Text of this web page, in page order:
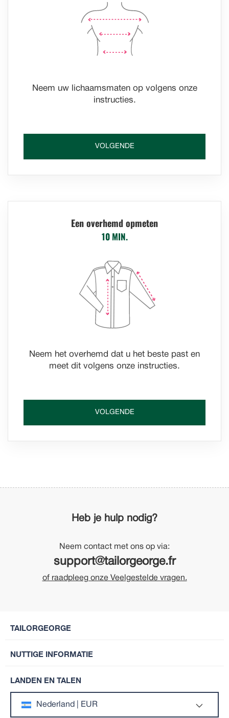
Neem uw lichaamsmaten op volgens onze
instructies.
VOLGENDE
Een overhemd opmeten
10 MIN.
Neem het overhemd dat u het beste past en
meet dit volgens onze instructies.
VOLGENDE
Heb je hulp nodig?
Neem contact met ons op via:
support@tailorgeorge.fr
of raadpleeg onze Veelgestelde vragen.
TAILORGEORGE
NUTTIGE INFORMATIE
LANDEN EN TALEN
Nederland | EUR